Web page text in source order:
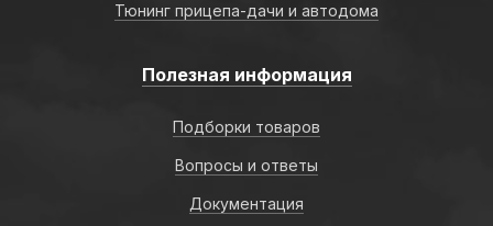
Тюнинг прицепа-дачи и автодома
Полезная информация
Подборки товаров
Вопросы и ответы
Документация